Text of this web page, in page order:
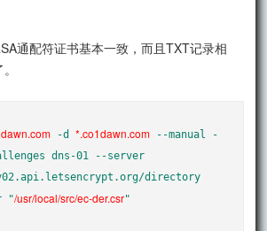
通配符证书基本一致，而且TXT记录相
-d *.co1dawn.com --manual -
dns-01 --server
directory
"/usr/local/src/ec-der.csr"